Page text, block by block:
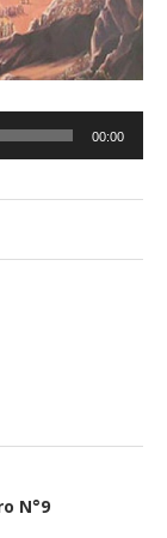
00:00
N°9